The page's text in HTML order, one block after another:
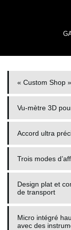
« Custom Shop
Vu-mètre 3D
Accord ultra
Trois modes
Design plat et
de transport
Micro intégré
avec des